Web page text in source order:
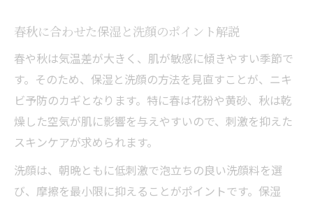
春秋に合わせた保湿と洗顔のポイント解説
春や秋は気温差が大きく、肌が敏感に傾きやすい季節で
す。そのため、保湿と洗顔の方法を見直すことが、ニキ
ビ予防のカギとなります。特に春は花粉や黄砂、秋は乾
燥した空気が肌に影響を与えやすいので、刺激を抑えた
スキンケアが求められます。
洗顔は、朝晩ともに低刺激で泡立ちの良い洗顔料を選
び、摩擦を最小限に抑えることがポイントです。保湿